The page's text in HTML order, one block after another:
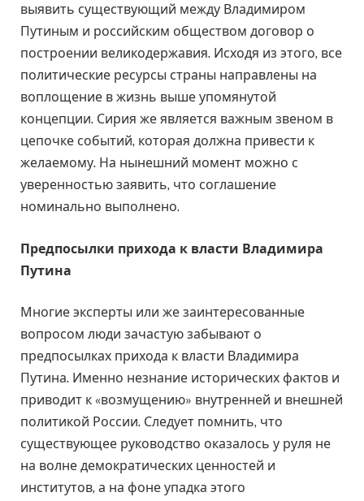
выявить существующий между Владимиром
Путиным и российским обществом договор о
построении великодержавия. Исходя из этого, все
политические ресурсы страны направлены на
воплощение в жизнь выше упомянутой
концепции. Сирия же является важным звеном в
цепочке событий, которая должна привести к
желаемому. На нынешний момент можно с
уверенностью заявить, что соглашение
номинально выполнено.
Предпосылки прихода к власти Владимира
Путина
Многие эксперты или же заинтересованные
вопросом люди зачастую забывают о
предпосылках прихода к власти Владимира
Путина. Именно незнание исторических фактов и
приводит к «возмущению» внутренней и внешней
политикой России. Следует помнить, что
существующее руководство оказалось у руля не
на волне демократических ценностей и
институтов, а на фоне упадка этого